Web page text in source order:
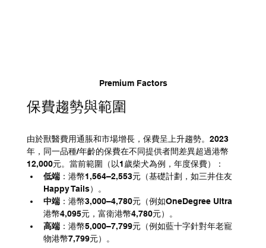
Premium Factors
保費趨勢與範圍
由於獸醫費用通脹和市場增長，保費呈上升趨勢。2023
年，同一品種/年齡的保費在不同提供者間差異超過港幣
12,000元。當前範圍（以1歲柴犬為例，年度保費）：
低端：港幣1,564–2,553元（基礎計劃，如三井住友
Happy Tails）。
中端：港幣3,000–4,780元（例如OneDegree Ultra
港幣4,095元，富衛港幣4,780元）。
高端：港幣5,000–7,799元（例如藍十字針對年老寵
物港幣7,799元）。